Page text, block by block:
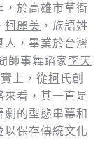
，於高雄市草衙
柯麗美 ，族語姓
人，畢業於台灣
師事舞蹈家李天
實上，從柯 氏創
來看，其一直是
的型態串幕和
以保存傳統文化